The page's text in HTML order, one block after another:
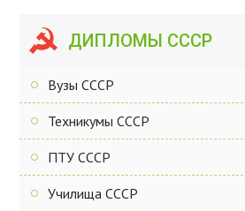
ДИПЛОМЫ СССР
Вузы СССР
Техникумы СССР
ПТУ СССР
Училища СССР